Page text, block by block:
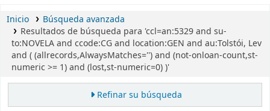
Inicio
Búsqueda avanzada
Resultados de búsqueda para 'ccl=an:5329 and su-
to:NOVELA and ccode:CG and location:GEN and au:Tolstói, Lev
and ( (allrecords,AlwaysMatches='') and (not-onloan-count,st-
numeric >= 1) and (lost,st-numeric=0) )'
Refinar su búsqueda